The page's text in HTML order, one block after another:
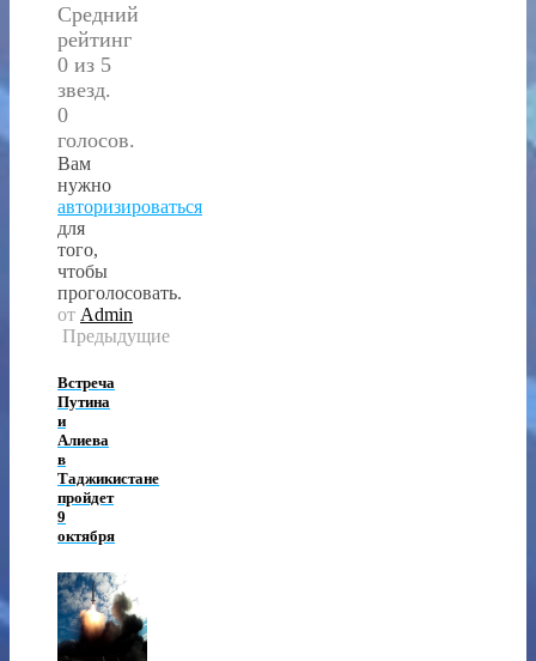
Средний
рейтинг
0 из 5
звезд.
0
голосов.
Вам
нужно
авторизироваться
для
того,
чтобы
проголосовать.
от Admin
Предыдущие
Встреча
Путина
и
Алиева
в
Таджикистане
пройдет
9
октября